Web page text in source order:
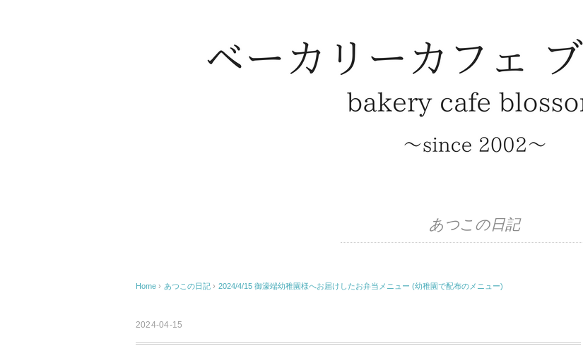
あつこの日記
Home › あつこの日記 › 2024/4/15 御濠端幼稚園様へお届けしたお弁当メニュー (幼稚園で配布のメニュー)
2024-04-15